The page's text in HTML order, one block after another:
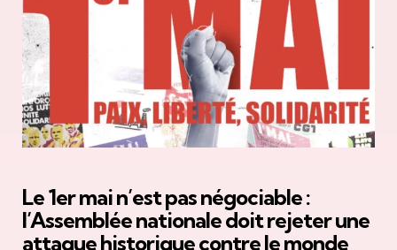
Le 1er mai n’est pas négociable :
l’Assemblée nationale doit rejeter une
attaque historique contre le monde